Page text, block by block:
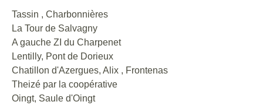
Tassin , Charbonnières
La Tour de Salvagny
A gauche ZI du Charpenet
Lentilly, Pont de Dorieux
Chatillon d'Azergues, Alix , Frontenas
Theizé par la coopérative
Oingt, Saule d'Oingt